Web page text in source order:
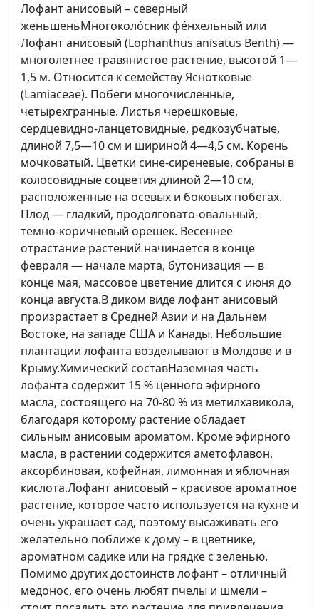
Лофант анисовый – северный
женьшеньМногоколо́сник фе́нхельный или
Лофант анисовый (Lophanthus anisatus Benth) —
многолетнее травянистое растение, высотой 1—
1,5 м. Относится к семейству Яснотковые
(Lamiaceae). Побеги многочисленные,
четырехгранные. Листья черешковые,
сердцевидно-ланцетовидные, редкозубчатые,
длиной 7,5—10 см и шириной 4—4,5 см. Корень
мочковатый. Цветки сине-сиреневые, собраны в
колосовидные соцветия длиной 2—10 см,
расположенные на осевых и боковых побегах.
Плод — гладкий, продолговато-овальный,
темно-коричневый орешек. Весеннее
отрастание растений начинается в конце
февраля — начале марта, бутонизация — в
конце мая, массовое цветение длится с июня до
конца августа.В диком виде лофант анисовый
произрастает в Средней Азии и на Дальнем
Востоке, на западе США и Канады. Небольшие
плантации лофанта возделывают в Молдове и в
Крыму.Химический составНаземная часть
лофанта содержит 15 % ценного эфирного
масла, состоящего на 70-80 % из метилхавикола,
благодаря которому растение обладает
сильным анисовым ароматом. Кроме эфирного
масла, в растении содержится аметофлавон,
аксорбиновая, кофейная, лимонная и яблочная
кислота.Лофант анисовый – красивое ароматное
растение, которое часто используется на кухне и
очень украшает сад, поэтому высаживать его
желательно поближе к дому – в цветнике,
ароматном садике или на грядке с зеленью.
Помимо других достоинств лофант – отличный
медонос, его очень любят пчелы и шмели –